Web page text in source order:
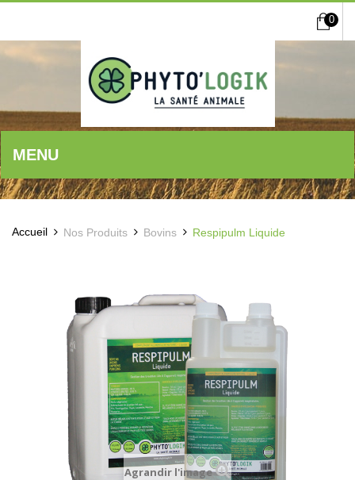
0
MENU
Accueil Nos Produits Bovins Respipulm Liquide
Agrandir l'image